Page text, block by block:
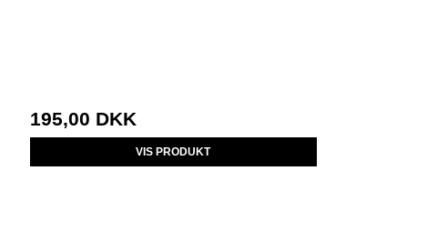
195,00 DKK
VIS PRODUKT